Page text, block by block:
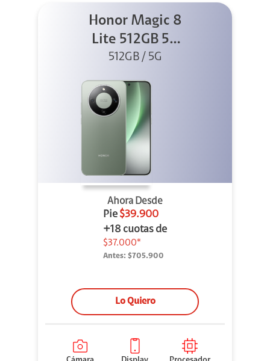
Honor Magic 8
Lite 512GB 5G
Verde
512GB / 5G
Ahora Desde
Pie $39.900
+18 cuotas de
$37.000*
Antes: $705.900
Lo Quiero